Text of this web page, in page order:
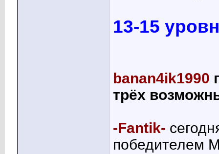
13-15
banan4ik1990
трёх
-Fantik-
победителем